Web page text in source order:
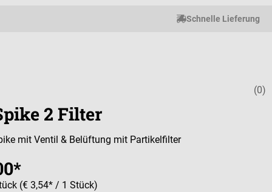
Schnelle Lieferung
(0)
2 Filter
mit Ventil & Belüftung mit Partikelfilter
(€ 3,54* / 1 Stück)